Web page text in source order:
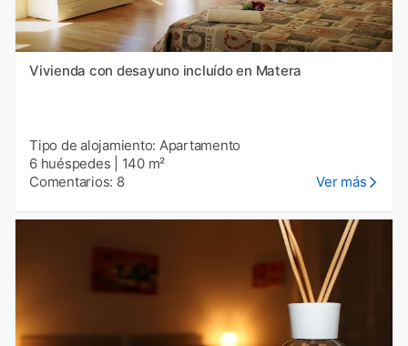
Vivienda con desayuno incluído en Matera
Tipo de alojamiento: Apartamento
6 huéspedes
140 m²
Comentarios: 8
Ver más